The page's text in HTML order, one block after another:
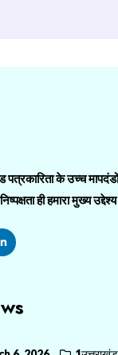
के उच्च
ही हमारा मुख्य